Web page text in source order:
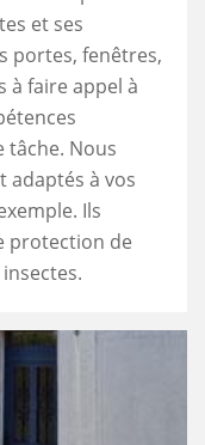
et ses
portes, fenêtres,
à faire appel à
tâche. Nous
adaptés à vos
Ils
protection de